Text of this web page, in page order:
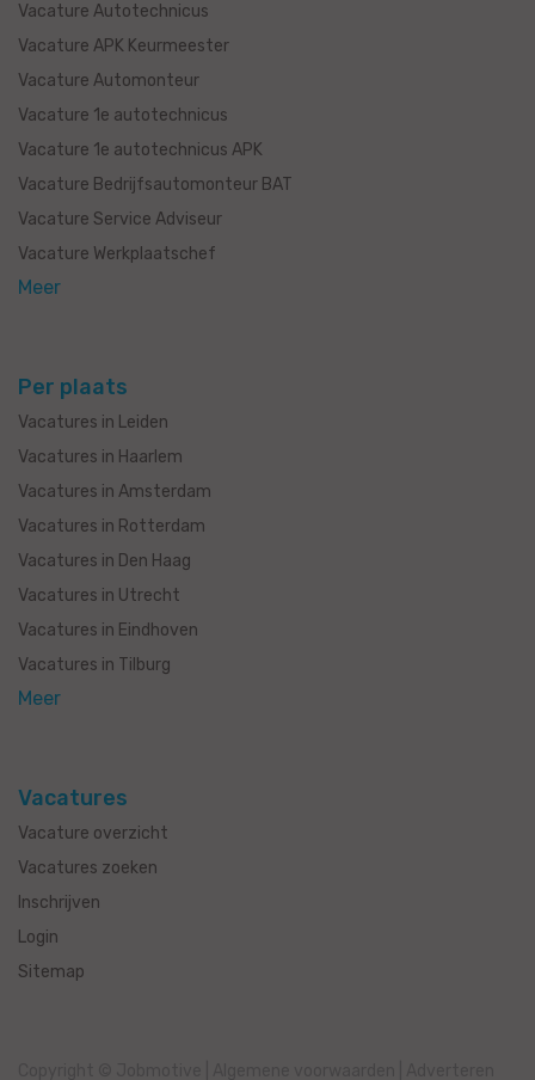
Vacature Autotechnicus
Vacature APK Keurmeester
Vacature Automonteur
Vacature 1e autotechnicus
Vacature 1e autotechnicus APK
Vacature Bedrijfsautomonteur BAT
Vacature Service Adviseur
Vacature Werkplaatschef
Meer
Per plaats
Vacatures in Leiden
Vacatures in Haarlem
Vacatures in Amsterdam
Vacatures in Rotterdam
Vacatures in Den Haag
Vacatures in Utrecht
Vacatures in Eindhoven
Vacatures in Tilburg
Meer
Vacatures
Vacature overzicht
Vacatures zoeken
Inschrijven
Login
Sitemap